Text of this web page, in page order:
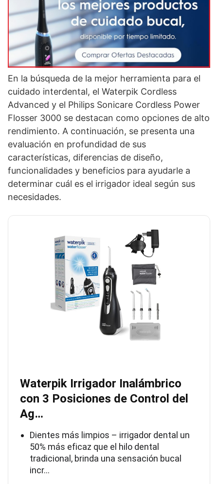
En la búsqueda de la mejor herramienta para el
cuidado interdental, el Waterpik Cordless
Advanced y el Philips Sonicare Cordless Power
Flosser 3000 se destacan como opciones de alto
rendimiento. A continuación, se presenta una
evaluación en profundidad de sus
características, diferencias de diseño,
funcionalidades y beneficios para ayudarle a
determinar cuál es el irrigador ideal según sus
necesidades.
Waterpik Irrigador Inalámbrico
con 3 Posiciones de Control del
Ag…
Dientes más limpios – irrigador dental un
50% más eficaz que el hilo dental
tradicional, brinda una sensación bucal
incr…